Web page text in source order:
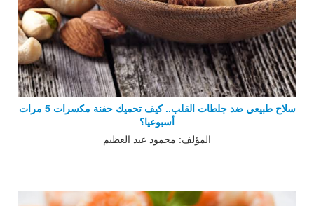
سلاح طبيعي ضد جلطات القلب.. كيف تحميك حفنة مكسرات 5 مرات
أسبوعيا؟
المؤلف: محمود عبد العظيم